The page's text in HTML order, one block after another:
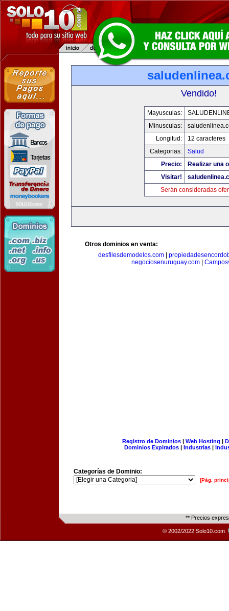
Vendido!
Mayusculas:
Minusculas:
Longitud:
12 caracteres
Categorias:
Salud
Precio:
Realizar una
Visitar!
Serán consideradas
Otros dominios en venta:
desfilesdemodelos.com|
negociosenuruguay.com|
Registro de Dominios| Web Hosting |
Dominios Expirados | Industrias |
Categorías de Dominio:
[Pág.
** Precios
© 2002/2022 Solo10.com